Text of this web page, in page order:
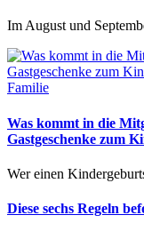
Im August und
Familie
Was kommt in die
Gastgeschenke zum
Wer einen
Diese sechs Regeln